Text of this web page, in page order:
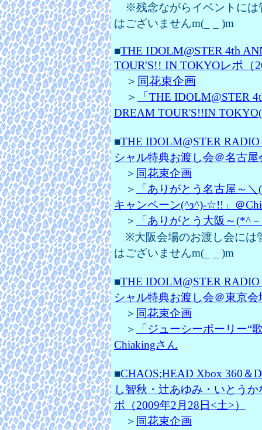
※残念ながらイベントには
はございませんm(_ _ )m
■THE IDOLM@STER 4th
TOUR'S!! IN TOKYOレポ（
＞ 同花束企画
＞
「 THE IDOLM@STER
DREAM TOUR'S!!IN
■THE IDOLM@STER
シャル特典お渡し会＠名古
＞ 同花束企画
＞
「ありがとう名古屋～
キャンペーン(^з^)-☆!!」＠
＞
「ありがとう大阪～(*^
※大阪会場のお渡し会には
はございませんm(_ _ )m
■THE IDOLM@STER
シャル特典お渡し会＠東京
＞ 同花束企画
＞
「ジューシーポーリー“
Chiakingさん
■CHAOS;HEAD Xbox 360＆
し智秋・辻あゆみ・いとう
ポ（2009年2月28日<土>）
＞ 同花束企画